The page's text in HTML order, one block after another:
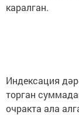
каралган.
Индексация
торган
очракта ала